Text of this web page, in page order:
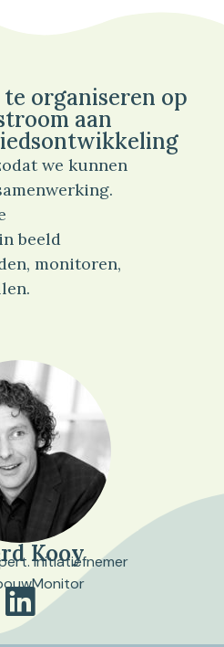
organiseren op
aan
we kunnen
beeld
monitoren,
Kooy
Initiatiefnemer